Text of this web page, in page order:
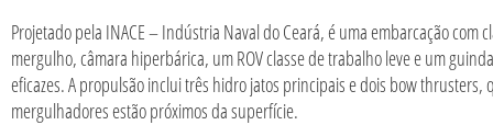
Projetado pela INACE – Indústria Naval do Ceará, é uma embarcação com
mergulho, câmara hiperbárica, um ROV classe de trabalho leve e um
eficazes. A propulsão inclui três hidro jatos principais e dois bow
mergulhadores estão próximos da superfície.